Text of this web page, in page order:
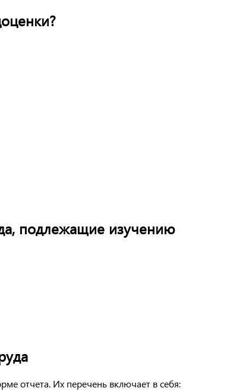
подлежащие изучению
отчета. Их перечень включает в себя: